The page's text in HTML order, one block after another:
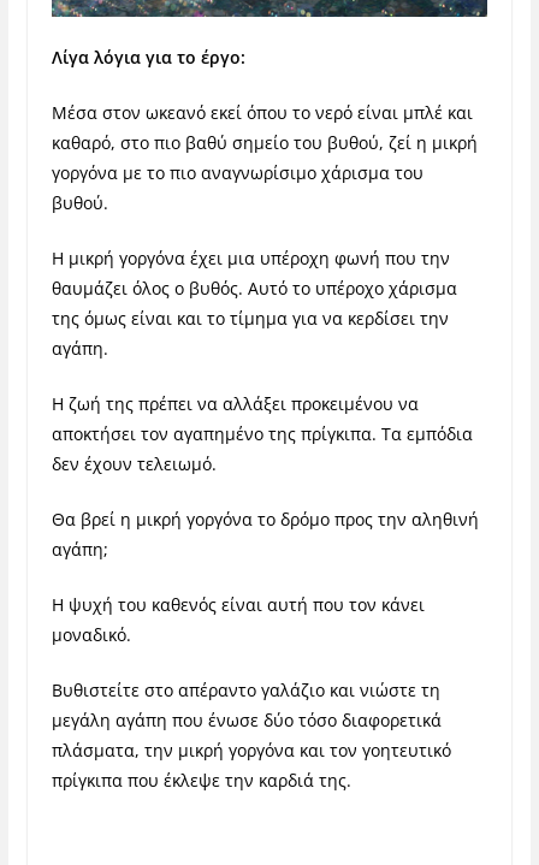
Λίγα λόγια για το έργο:
Μέσα στον ωκεανό εκεί όπου το νερό είναι μπλέ και
καθαρό, στο πιο βαθύ σημείο του βυθού, ζεί η μικρή
γοργόνα με το πιο αναγνωρίσιμο χάρισμα του
βυθού.
Η μικρή γοργόνα έχει μια υπέροχη φωνή που την
θαυμάζει όλος ο βυθός. Αυτό το υπέροχο χάρισμα
της όμως είναι και το τίμημα για να κερδίσει την
αγάπη.
Η ζωή της πρέπει να αλλάξει προκειμένου να
αποκτήσει τον αγαπημένο της πρίγκιπα. Τα εμπόδια
δεν έχουν τελειωμό.
Θα βρεί η μικρή γοργόνα το δρόμο προς την αληθινή
αγάπη;
Η ψυχή του καθενός είναι αυτή που τον κάνει
μοναδικό.
Βυθιστείτε στο απέραντο γαλάζιο και νιώστε τη
μεγάλη αγάπη που ένωσε δύο τόσο διαφορετικά
πλάσματα, την μικρή γοργόνα και τον γοητευτικό
πρίγκιπα που έκλεψε την καρδιά της.